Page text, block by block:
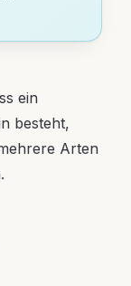
ein
besteht,
Arten